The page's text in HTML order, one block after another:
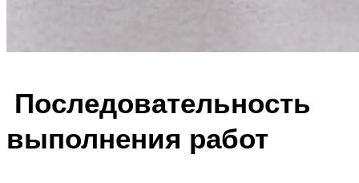
Последовательность
выполнения работ